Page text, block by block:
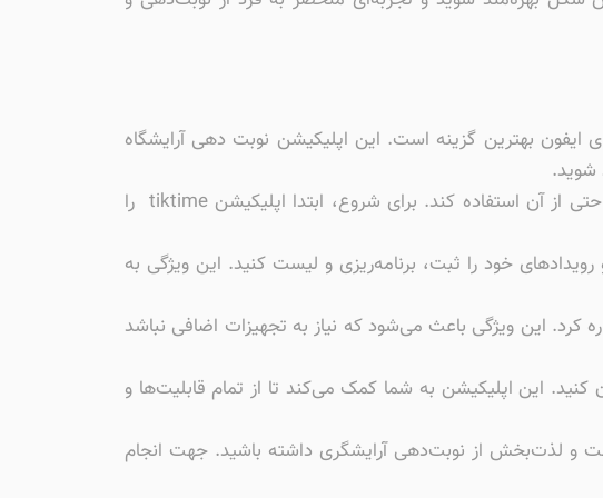
ایفون بهترین گزینه است. این اپلیکیشن نوبت دهی آرایشگاه
شوید.
برنامه تیک تایم نوبت دهی برای ایفون به صورت کاربرپسند طراحی شده است تا هر کاربری بتواند به راحتی از آن استفاده کند. برای شروع، ابتدا اپلیکیشن tiktime را
خود را ثبت، برنامه‌ریزی و لیست کنید. این ویژگی به
کرد. این ویژگی باعث می‌شود که نیاز به تجهیزات اضافی نباشد
کنید. این اپلیکیشن به شما کمک می‌کند تا از تمام قابلیت‌ها و
و لذت‌بخش از نوبت‌دهی آرایشگری داشته باشید. جهت انجام